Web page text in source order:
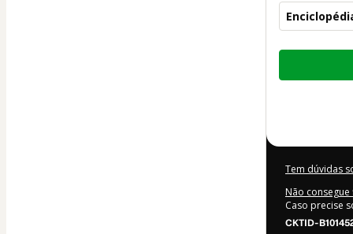
Total
Tem dúvidas
Não
Caso precise
CKTID-